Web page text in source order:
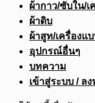
ผ้ากาว/ซับใน/เ
ผ้าดิบ
ผ้าสูท/เครื่องแ
อุปกรณ์อื่นๆ
บทความ
เข้าสู่ระบบ / ลง